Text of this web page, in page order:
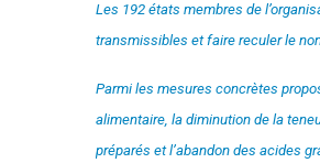
Les 192 états membres de
transmissibles et faire reculer le
Parmi les mesures concrètes
alimentaire, la diminution de la
préparés et l’abandon des acides